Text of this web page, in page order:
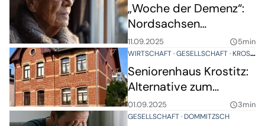
„Woche der Demenz“:
Nordsachsen
informiert, berät und
lädt ein
11.09.2025 query_builder5min
WIRTSCHAFT GESELLSCHAFT KROSTITZ
Seniorenhaus Krostitz:
Alternative zum
Pflegeheim
01.09.2025 query_builder3min
GESELLSCHAFT DOMMITZSCH